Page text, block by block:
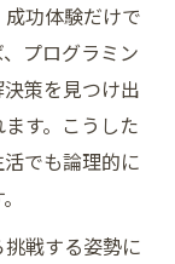
功体験だけで
プログラミン
策を見つけ出
す。こうした
でも論理的に
戦する姿勢に